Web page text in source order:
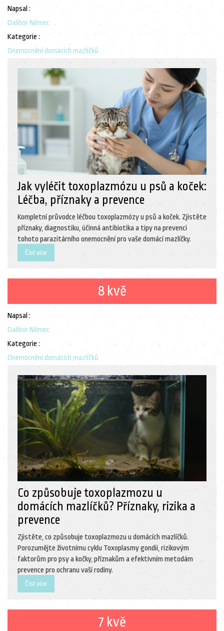
Napsal :
Dalibor Němec
Kategorie :
Onemocnění domácích mazlíčků
Jak vyléčit toxoplazmózu u psů a koček:
Léčba, příznaky a prevence
Kompletní průvodce léčbou toxoplazmózy u psů a koček. Zjistěte
příznaky, diagnostiku, účinná antibiotika a tipy na prevenci
tohoto parazitárního onemocnění pro vaše domácí mazlíčky.
Číst více
8 kvě
Napsal :
Dalibor Němec
Kategorie :
Onemocnění domácích mazlíčků
Co způsobuje toxoplazmozu u
domácích mazlíčků? Příznaky, rizika a
prevence
Zjistěte, co způsobuje toxoplazmozu u domácích mazlíčků.
Porozumějte životnímu cyklu Toxoplasmy gondii, rizikovým
faktorům pro psy a kočky, příznakům a efektivním metodám
prevence pro ochranu vaší rodiny.
Číst více
7 kvě